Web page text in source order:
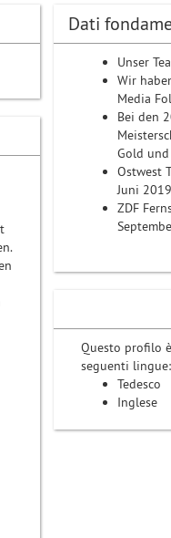
Dati
Unser
Wir
Media
Bei den
Gold
Ostwest
Juni 2019
ZDF
Questo profilo
seguenti lingue:
Tedesco
Inglese